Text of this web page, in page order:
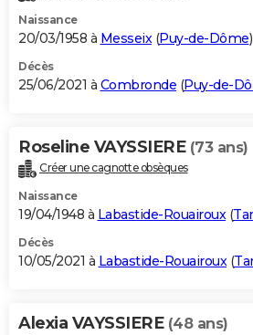
Naissance
20/03/1958 à Messeix(Puy-de-Dôme)
Décès
25/06/2021 à Combronde (Puy-de-
Roseline VAYSSIERE (73 ans)
Créer une cagnotte obsèques
Naissance
19/04/1948 à Labastide-Rouairoux(
Décès
10/05/2021 à Labastide-Rouairoux(
Alexia VAYSSIERE (48 ans)